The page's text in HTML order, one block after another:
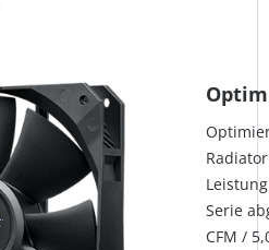
Serie
CFM /